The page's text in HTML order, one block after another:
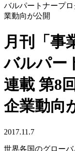
バルパートナープ
業動向が公開
月刊「事
バルパー
連載 第8
企業動向
2017.11.7
世界各国のグロー